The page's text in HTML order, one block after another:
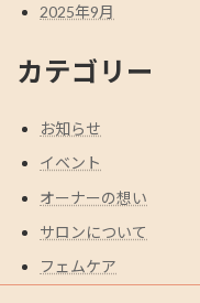
2025年9月
カテゴリー
お知らせ
イベント
オーナーの想い
サロンについて
フェムケア